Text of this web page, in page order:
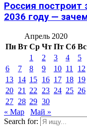
Россия построит
2036 году —
Апрель 2020
Пн Вт Ср Чт Пт Сб Вс
1
2 3 4
5
6
7 8 9 10 11
12
13 14 15 16 17 18 19
20 21 22 23 24 25 26
27 28 29 30
« Мар
Май »
Search for: